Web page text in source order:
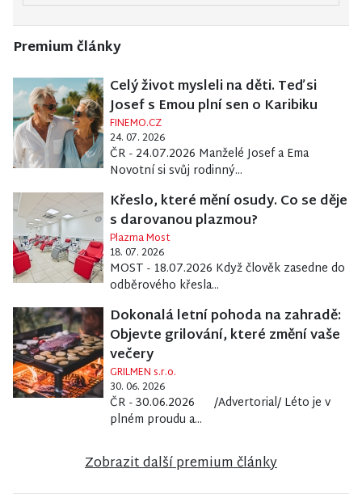
Premium články
Celý život mysleli na děti. Teď si
Josef s Emou plní sen o Karibiku
FINEMO.CZ
24. 07. 2026
ČR - 24.07.2026 Manželé Josef a Ema
Novotní si svůj rodinný...
Křeslo, které mění osudy. Co se děje
s darovanou plazmou?
Plazma Most
18. 07. 2026
MOST - 18.07.2026 Když člověk zasedne do
odběrového křesla...
Dokonalá letní pohoda na zahradě:
Objevte grilování, které změní vaše
večery
GRILMEN s.r.o.
30. 06. 2026
ČR - 30.06.2026 /Advertorial/ Léto je v
plném proudu a...
Zobrazit další premium články